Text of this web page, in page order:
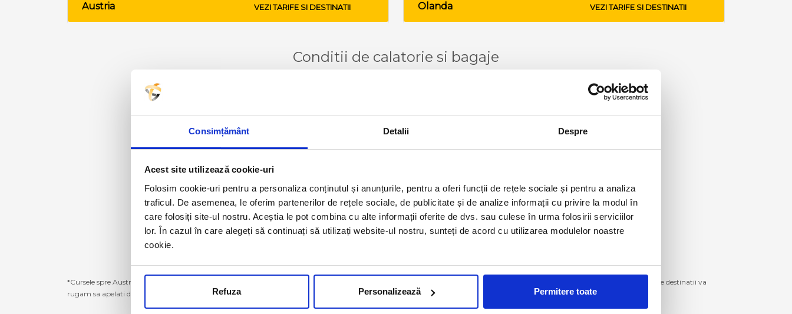
Consimțământ Detalii Despre
Acest site utilizează cookie-uri
Folosim cookie-uri pentru a personaliza conținutul și anunțurile, pentru a oferi funcții de rețele sociale și pentru a analiza
traficul. De asemenea, le oferim partenerilor de rețele sociale, de publicitate și de analize informații cu privire la modul în
care folosiți site-ul nostru. Aceștia le pot combina cu alte informații oferite de dvs. sau culese în urma folosirii serviciilor
lor. În cazul în care alegeți să continuați să utilizați website-ul nostru, sunteți de acord cu utilizarea modulelor noastre
cookie.
Refuza Personalizează Permitere toate
Austria VEZI TARIFE SI DESTINATII Olanda VEZI TARIFE SI DESTINATII
Conditii de calatorie si bagaje
*Cursele spre Austria, Germania, Belgia, Olanda, Luxemburg momentan nu se mai operează cu autocarele proprii Tabita Tour. Pentru a achizitiona bilete de autocar spre aceste destinatii va
rugam sa apelati direct la agentiile Tabita Tour. Tarifele de pe site pentru aceste destinatii sunt doar informative. Tarifele de baza vor fi cele furnizate de agentul de transport.